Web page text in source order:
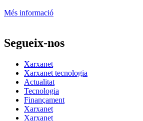
Segueix-nos
Xarxanet
Xarxanet tecnologia
Actualitat
Tecnologia
Finançament
Xarxanet